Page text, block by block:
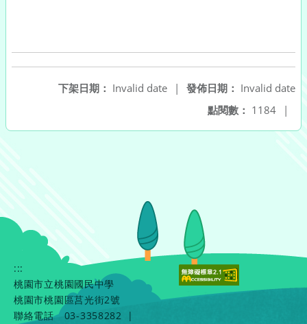
發佈日期： Invalid date
下架日期： Invalid date
|
點閱數： 1184 |
:::
桃園市立桃園國民中學
桃園市桃園區莒光街2號
聯絡電話
03-3358282
|